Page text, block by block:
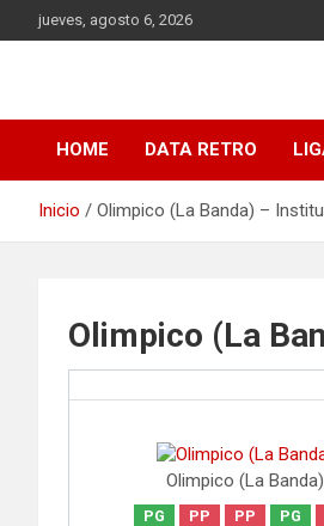
Saltar
al
jueves, agosto 6, 2026
DATA
HOME DATA RETRO
Inicio Olimpico (La Banda) –
Olimpico (La
Olimpico (La Banda)
PG PP PP PG